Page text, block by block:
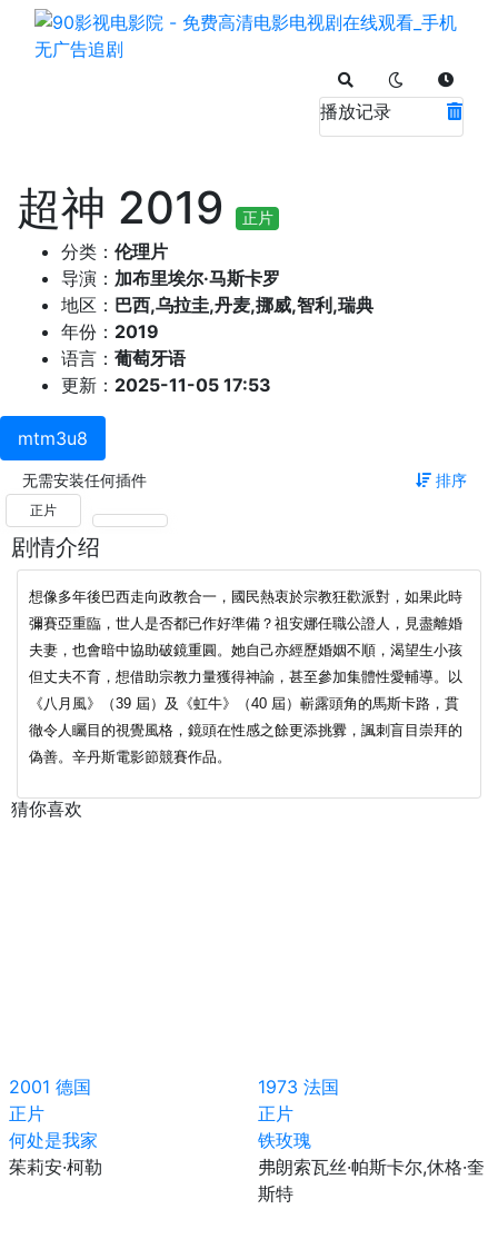
播放记录
超神 2019 正片
分类： 伦理片
导演： 加布里埃尔·马斯卡罗
地区： 巴西,乌拉圭,丹麦,挪威,智利,瑞典
年份： 2019
语言： 葡萄牙语
更新： 2025-11-05 17:53
mtm3u8
无需安装任何插件 排序
正片
剧情介绍
想像多年後巴西走向政教合一，國民熱衷於宗教狂歡派對，如果此時
彌賽亞重臨，世人是否都已作好準備？祖安娜任職公證人，見盡離婚
夫妻，也會暗中協助破鏡重圓。她自己亦經歷婚姻不順，渴望生小孩
但丈夫不育，想借助宗教力量獲得神諭，甚至參加集體性愛輔導。以
《八月風》（39 屆）及《虹牛》（40 屆）嶄露頭角的馬斯卡路，貫
徹令人矚目的視覺風格，鏡頭在性感之餘更添挑釁，諷刺盲目崇拜的
偽善。辛丹斯電影節競賽作品。
猜你喜欢
2001 德国
正片
何处是我家
茱莉安·柯勒
1973 法国
正片
铁玫瑰
弗朗索瓦丝·帕斯卡尔,休格·奎
斯特